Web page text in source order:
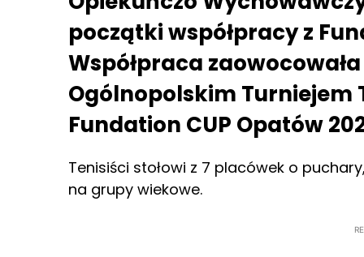
początki współpracy z
Współpraca
Ogólnopolskim Turniejem
Fundation CUP Opatów
Tenisiści stołowi z 7 placówek o
na grupy wiekowe.